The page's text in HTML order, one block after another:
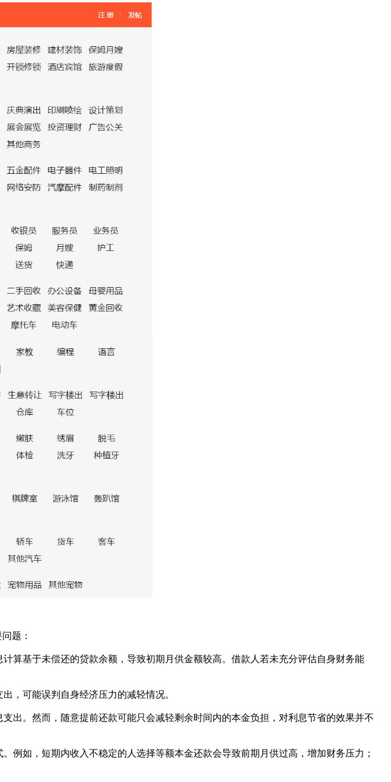
题：
算基于未偿还的贷款余额，导致初期月供金额较高。借款人若未充分评估自身财务能
，可能误判自身经济压力的减轻情况。
出。然而，随意提前还款可能只会减轻剩余时间内的本金负担，对利息节省的效果并不
例如，短期内收入不稳定的人选择等额本金还款会导致前期月供过高，增加财务压力；